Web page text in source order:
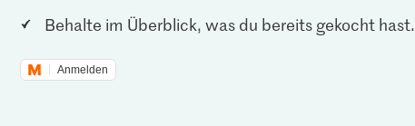
Behalte im Überblick, was du bereits gekocht hast.
Anmelden